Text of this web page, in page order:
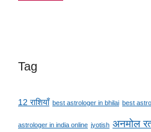
Tag
12 राशियाँ best astrologer in bhilai best
astrologer in india online jyotish अनमोल